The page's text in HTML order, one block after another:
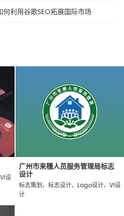
利用谷歌SEO拓展国际市场
设
广州市来穗人员服务管理局标志
设计
标志策划、标志设计、Logo设计、VI设
计